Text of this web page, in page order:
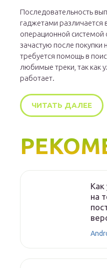
Последовательность
гаджетами различается
операционной системой
зачастую после
требуется помощь в
любимые треки, так как
работает.
ЧИТАТЬ ДАЛЕЕ
Как
на